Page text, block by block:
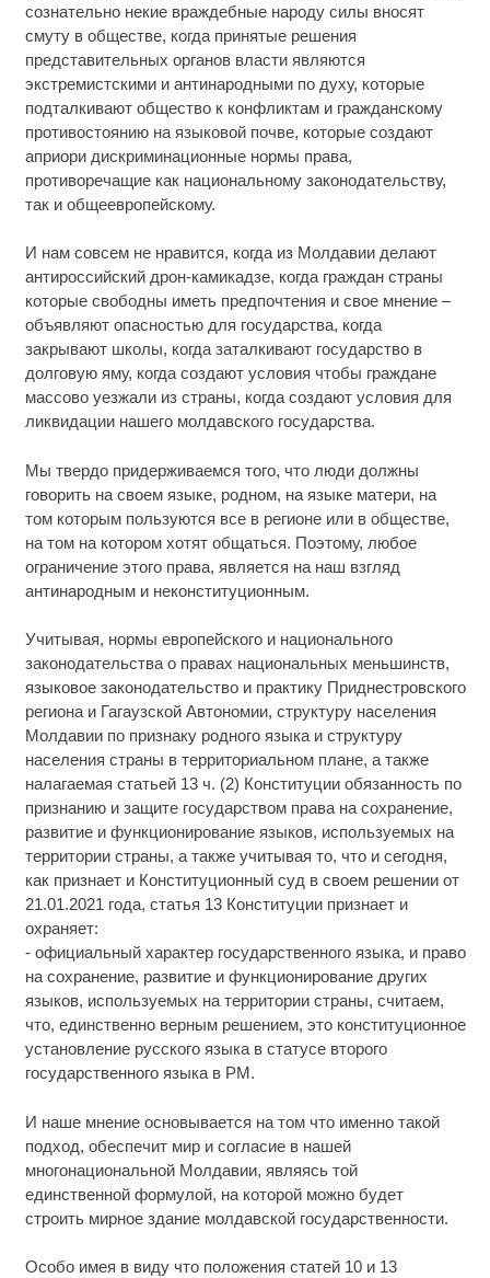
сознательно некие враждебные народу силы вносят
смуту в обществе, когда принятые решения
представительных органов власти являются
экстремистскими и антинародными по духу, которые
подталкивают общество к конфликтам и гражданскому
противостоянию на языковой почве, которые создают
априори дискриминационные нормы права,
противоречащие как национальному законодательству,
так и общеевропейскому.
И нам совсем не нравится, когда из Молдавии делают
антироссийский дрон-камикадзе, когда граждан страны
которые свободны иметь предпочтения и свое мнение –
объявляют опасностью для государства, когда
закрывают школы, когда заталкивают государство в
долговую яму, когда создают условия чтобы граждане
массово уезжали из страны, когда создают условия для
ликвидации нашего молдавского государства.
Мы твердо придерживаемся того, что люди должны
говорить на своем языке, родном, на языке матери, на
том которым пользуются все в регионе или в обществе,
на том на котором хотят общаться. Поэтому, любое
ограничение этого права, является на наш взгляд
антинародным и неконституционным.
Учитывая, нормы европейского и национального
законодательства о правах национальных меньшинств,
языковое законодательство и практику Приднестровского
региона и Гагаузской Автономии, структуру населения
Молдавии по признаку родного языка и структуру
населения страны в территориальном плане, а также
налагаемая статьей 13 ч. (2) Конституции обязанность по
признанию и защите государством права на сохранение,
развитие и функционирование языков, используемых на
территории страны, а также учитывая то, что и сегодня,
как признает и Конституционный суд в своем решении от
21.01.2021 года, статья 13 Конституции признает и
охраняет:
- официальный характер государственного языка, и право
на сохранение, развитие и функционирование других
языков, используемых на территории страны, считаем,
что, единственно верным решением, это конституционное
установление русского языка в статусе второго
государственного языка в РМ.
И наше мнение основывается на том что именно такой
подход, обеспечит мир и согласие в нашей
многонациональной Молдавии, являясь той
единственной формулой, на которой можно будет
строить мирное здание молдавской государственности.
Особо имея в виду что положения статей 10 и 13